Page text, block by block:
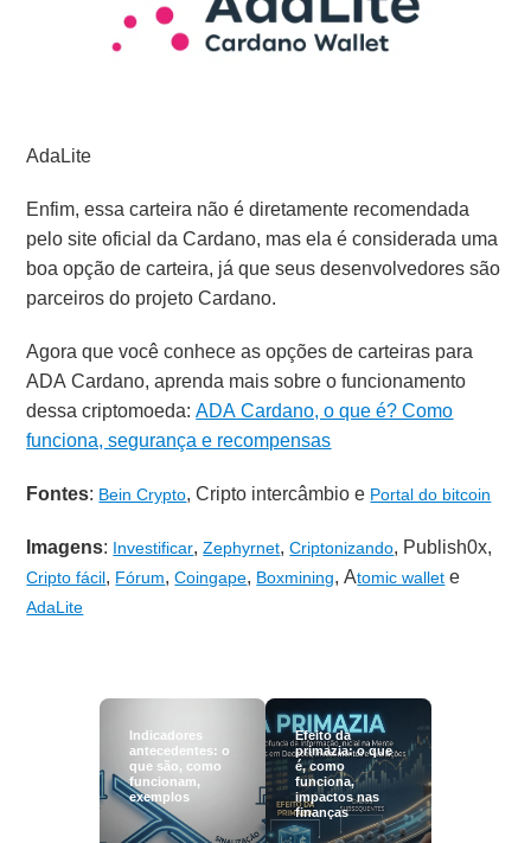
AdaLite
Enfim, essa carteira não é diretamente recomendada
pelo site oficial da Cardano, mas ela é considerada uma
boa opção de carteira, já que seus desenvolvedores são
parceiros do projeto Cardano.
Agora que você conhece as opções de carteiras para
ADA Cardano, aprenda mais sobre o funcionamento
dessa criptomoeda:ADA Cardano, o que é? Como
funciona, segurança e recompensas
Fontes: Bein Crypto, Cripto intercâmbio e Portal do bitcoin
Imagens: Investificar,Zephyrnet,Criptonizando, Publish0x,
Cripto fácil, Fórum,Coingape, Boxmining, Atomic wallet e
AdaLite
Indicadores
antecedentes: o
que são, como
funcionam,
exemplos
Efeito da
primazia: o que
é, como
funciona,
impactos nas
finanças